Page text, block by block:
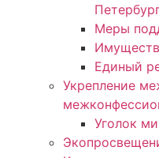
Меры
Единый
Укрепление
Уголок